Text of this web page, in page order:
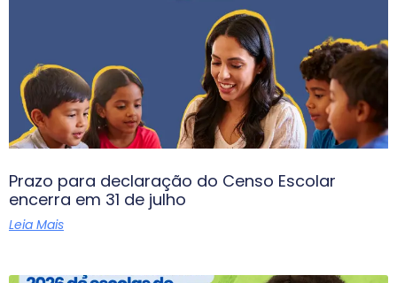
Prazo para declaração do Censo Escolar
encerra em 31 de julho
Leia Mais